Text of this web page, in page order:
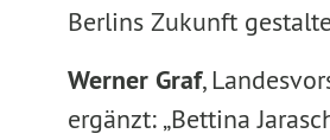
Berlins Zukunft
Werner Graf,
ergänzt: „Bettina